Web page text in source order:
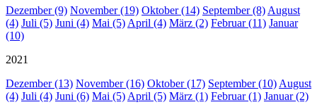
Dezember (9) November (19) Oktober (14) September (8) August
(4) Juli (5) Juni (4) Mai (5) April (4) März (2) Februar (11) Januar
(10)
2021
Dezember (13) November (16) Oktober (17) September (10) August
(4) Juli (4) Juni (6) Mai (5) April (5) März (1) Februar (1) Januar (2)